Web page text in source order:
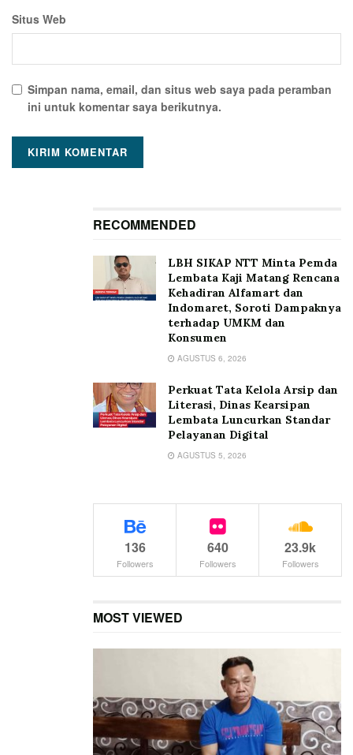
Situs Web
Simpan nama, email, dan situs web saya pada peramban
ini untuk komentar saya berikutnya.
RECOMMENDED
LBH SIKAP NTT Minta Pemda
Lembata Kaji Matang Rencana
Kehadiran Alfamart dan
Indomaret, Soroti Dampaknya
terhadap UMKM dan
Konsumen
AGUSTUS 6, 2026
Perkuat Tata Kelola Arsip dan
Literasi, Dinas Kearsipan
Lembata Luncurkan Standar
Pelayanan Digital
AGUSTUS 5, 2026
136
Followers
640
Followers
23.9k
Followers
MOST VIEWED